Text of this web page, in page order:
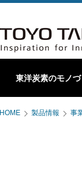
東洋炭素のモノづ
東洋炭素って
特殊黒鉛製品
HOME 製品情報 事